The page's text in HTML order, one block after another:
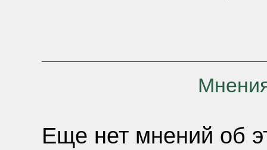
Еще нет мнений об